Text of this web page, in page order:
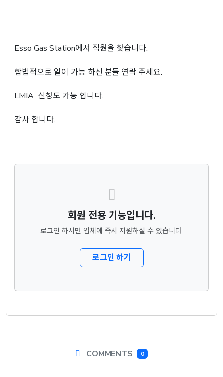
Esso Gas Station에서 직원을 찾습니다.
합법적으로 일이 가능 하신 분들 연락 주세요.
LMIA 신청도 가능 합니다.
감사 합니다.
회원 전용 기능입니다.
로그인 하시면 업체에 즉시 지원하실 수 있습니다.
로그인 하기
COMMENTS 0